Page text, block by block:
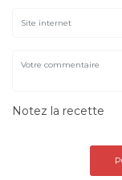
Notez la recette